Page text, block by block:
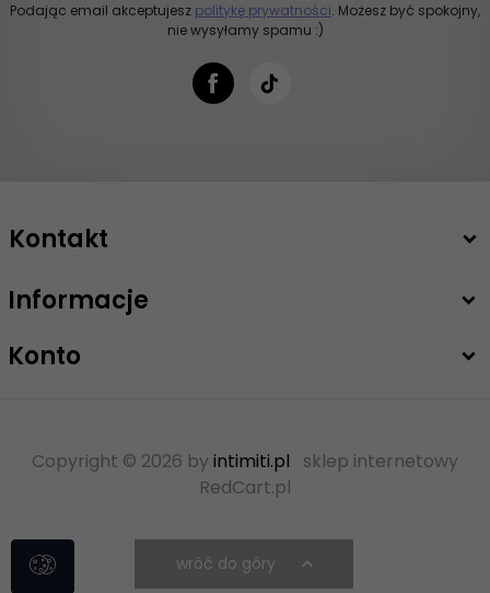
Podając email akceptujesz politykę prywatności. Możesz być spokojny,
nie wysyłamy spamu :)
Kontakt
+48 503 747 208
Informacje
Konto
Copyright © 2026 byintimiti.pl
sklep internetowy
RedCart.pl
wróć do góry